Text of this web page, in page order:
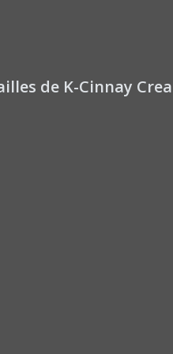
de K-Cinnay